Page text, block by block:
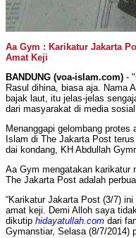
Aa Gym : Karikatur Jakarta
Amat Keji
BANDUNG (voa-islam.com) - "
Rasul dihina, biasa aja. Nama
bajak laut, itu jelas-jelas
dari masyarakat di media
Menanggapi gelombang
Islam di The Jakarta Post
dai kondang, KH Abdullah
Aa Gym mengatakan karikatur
The Jakarta Post adalah
“Karikatur Jakarta Post (3/7)
amat keji. Demi Alloh saya
dikutip hidayatullah.com dari
Gymanstiar, Selasa (8/7/2014)